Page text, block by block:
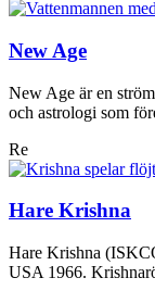
New Age
New Age är en
och astrologi som
Re
Hare Krishna
Hare Krishna
USA 1966.